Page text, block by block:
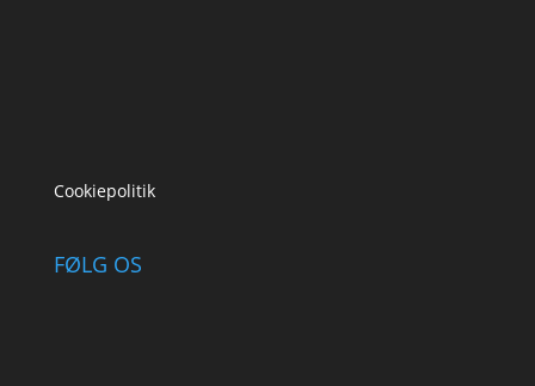
Cookiepolitik
FØLG OS